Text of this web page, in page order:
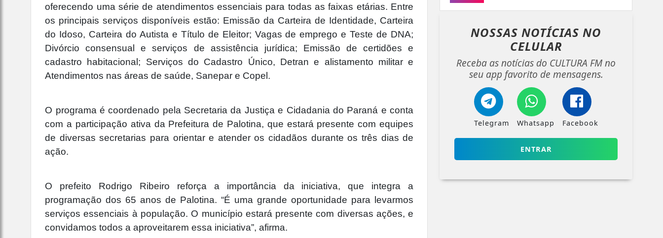
oferecendo uma série de atendimentos essenciais para todas as faixas etárias. Entre
os principais serviços disponíveis estão: Emissão da Carteira de Identidade, Carteira
do Idoso, Carteira do Autista e Título de Eleitor; Vagas de emprego e Teste de DNA;
Divórcio consensual e serviços de assistência jurídica; Emissão de certidões e
cadastro habitacional; Serviços do Cadastro Único, Detran e alistamento militar e
Atendimentos nas áreas de saúde, Sanepar e Copel.
O programa é coordenado pela Secretaria da Justiça e Cidadania do Paraná e conta
com a participação ativa da Prefeitura de Palotina, que estará presente com equipes
de diversas secretarias para orientar e atender os cidadãos durante os três dias de
ação.
O prefeito Rodrigo Ribeiro reforça a importância da iniciativa, que integra a
programação dos 65 anos de Palotina. “É uma grande oportunidade para levarmos
serviços essenciais à população. O município estará presente com diversas ações, e
convidamos todos a aproveitarem essa iniciativa”, afirma.
NOSSAS NOTÍCIASNO
CELULAR
Receba as notícias do CULTURA FM no
seu app favorito de mensagens.
Telegram Whatsapp Facebook
ENTRAR